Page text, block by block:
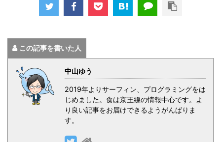
この記事を書いた人
中山ゆう
2019年よりサーフィン、プログラミングをは
じめました。食は京王線の情報中心です。よ
り良い記事をお届けできるようがんばりま
す。